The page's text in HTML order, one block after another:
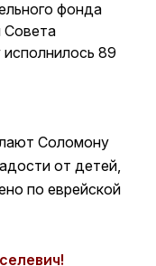
фонда
Совета
89
Соломону
от детей,
по еврейской